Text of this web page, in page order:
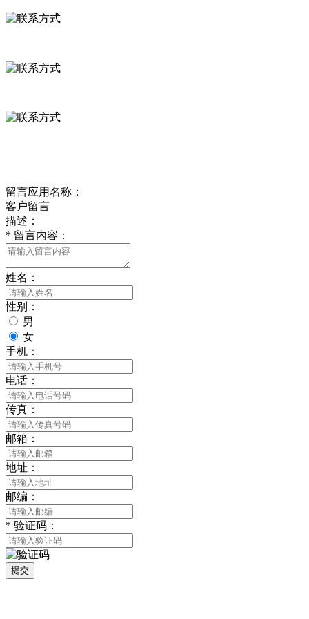
留言应用名称：
客户留言
描述：
* 留言内容：
姓名：
性别：
男
女
手机：
电话：
传真：
邮箱：
地址：
邮编：
* 验证码：
提交